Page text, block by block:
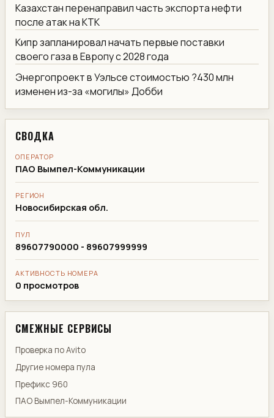
Казахстан перенаправил часть экспорта нефти
после атак на КТК
Кипр запланировал начать первые поставки
своего газа в Европу с 2028 года
Энергопроект в Уэльсе стоимостью ?430 млн
изменен из-за «могилы» Добби
СВОДКА
ОПЕРАТОР
ПАО Вымпел-Коммуникации
РЕГИОН
Новосибирская обл.
ПУЛ
89607790000 - 89607999999
АКТИВНОСТЬ НОМЕРА
0 просмотров
СМЕЖНЫЕ СЕРВИСЫ
Проверка по Avito
Другие номера пула
Префикс 960
ПАО Вымпел-Коммуникации